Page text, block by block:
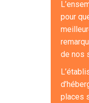
pour
de nos
places